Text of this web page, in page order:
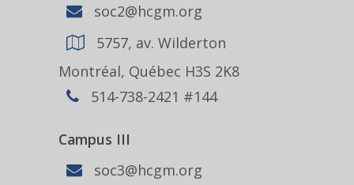
soc2@hcgm.org
5757, av. Wilderton
Montréal, Québec H3S 2K8
514-738-2421 #144
Campus III
soc3@hcgm.org